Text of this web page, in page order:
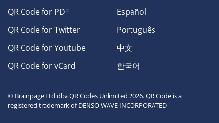
QR Code for PDF
QR Code for Twitter
QR Code for Youtube
QR Code for vCard
Español
Português
中文
한국어
© Brainpage Ltd dba QR Codes Unlimited 2026. QR Code is a
registered trademark of DENSO WAVE INCORPORATED